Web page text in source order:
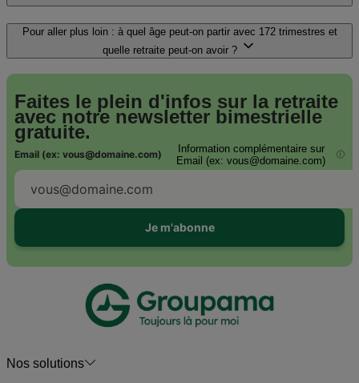
Pour aller plus loin : à quel âge peut-on partir avec 172 trimestres et
quelle retraite peut-on avoir ?
Faites le plein d'infos sur la retraite
avec notre newsletter bimestrielle
gratuite.
Email (ex: vous@domaine.com)
Information complémentaire sur
Email (ex: vous@domaine.com)
i
Je m'abonne
Nos solutions